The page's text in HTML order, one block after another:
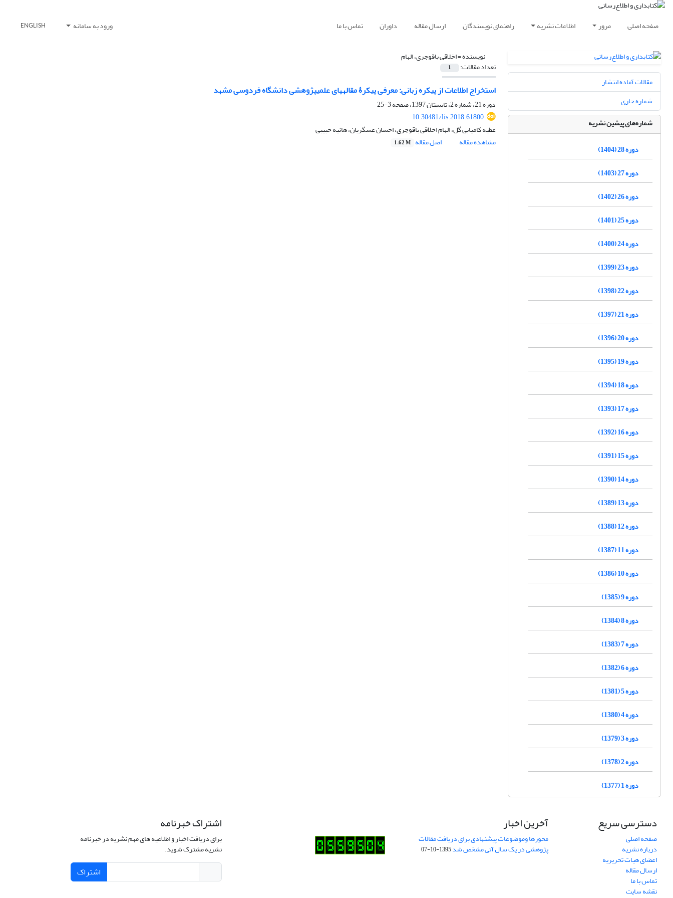
صفحه اصلی مرور اطلاعات نشریه راهنمای نویسندگان ارسال مقاله داوران تماس با ما ورود به سامانه ENGLISH
نویسنده =اخلاقی باقوجری، الهام
تعداد مقالات: 1
استخراج اطلاعات از پیکره زبانی: معرفی پیکرۀ مقاله‎های علمی‎‎پژوهشی دانشگاه فردوسی مشهد
دوره 21، شماره 2، تابستان 1397، صفحه
3-25
10.30481/lis.2018.61800
عطیه کامیابی گل، الهام اخلاقی باقوجری، احسان عسگریان، هانیه حبیبی
مشاهده مقاله
اصل مقاله 1.62 M
مقالات آماده انتشار
شماره جاری
شماره‌های پیشین نشریه
دوره 28 (1404)
دوره 27 (1403)
دوره 26 (1402)
دوره 25 (1401)
دوره 24 (1400)
دوره 23 (1399)
دوره 22 (1398)
دوره 21 (1397)
دوره 20 (1396)
دوره 19 (1395)
دوره 18 (1394)
دوره 17 (1393)
دوره 16 (1392)
دوره 15 (1391)
دوره 14 (1390)
دوره 13 (1389)
دوره 12 (1388)
دوره 11 (1387)
دوره 10 (1386)
دوره 9 (1385)
دوره 8 (1384)
دوره 7 (1383)
دوره 6 (1382)
دوره 5 (1381)
دوره 4 (1380)
دوره 3 (1379)
دوره 2 (1378)
دوره 1 (1377)
دسترسی سریع
صفحه اصلی
درباره نشریه
اعضای هیات تحریریه
ارسال مقاله
تماس با ما
نقشه سایت
آخرین اخبار
محورها وموضوعات پیشنهادی برای دریافت مقالات
پژوهشی در یک سال آتی مشخص شد1395-10-07
اشتراک خبرنامه
برای دریافت اخبار و اطلاعیه های مهم نشریه در خبرنامه
نشریه مشترک شوید.
اشتراک